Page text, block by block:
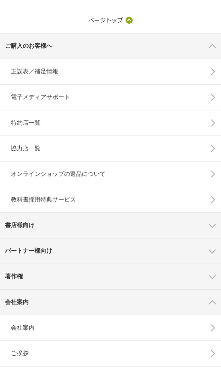
ご購入のお客様へ
正誤表／補足情報
電子メディアサポート
特約店一覧
協力店一覧
オンラインショップの返品について
教科書採用特典サービス
書店様向け
パートナー様向け
著作権
会社案内
会社案内
ご挨拶